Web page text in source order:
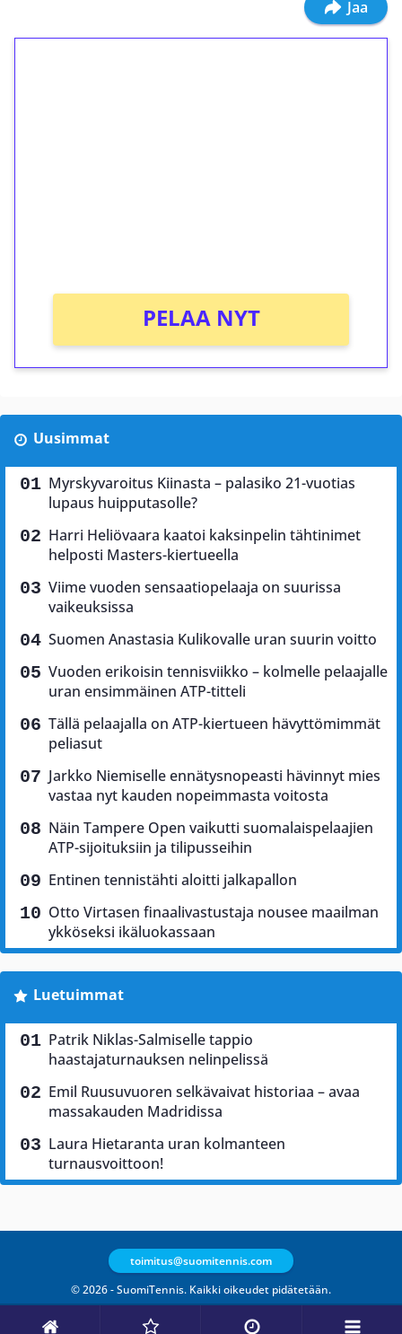
Jaa
PELAA NYT
Uusimmat
Myrskyvaroitus Kiinasta – palasiko 21-vuotias
lupaus huipputasolle?
Harri Heliövaara kaatoi kaksinpelin tähtinimet
helposti Masters-kiertueella
Viime vuoden sensaatiopelaaja on suurissa
vaikeuksissa
Suomen Anastasia Kulikovalle uran suurin voitto
Vuoden erikoisin tennisviikko – kolmelle pelaajalle
uran ensimmäinen ATP-titteli
Tällä pelaajalla on ATP-kiertueen hävyttömimmät
peliasut
Jarkko Niemiselle ennätysnopeasti hävinnyt mies
vastaa nyt kauden nopeimmasta voitosta
Näin Tampere Open vaikutti suomalaispelaajien
ATP-sijoituksiin ja tilipusseihin
Entinen tennistähti aloitti jalkapallon
Otto Virtasen finaalivastustaja nousee maailman
ykköseksi ikäluokassaan
Luetuimmat
Patrik Niklas-Salmiselle tappio
haastajaturnauksen nelinpelissä
Emil Ruusuvuoren selkävaivat historiaa – avaa
massakauden Madridissa
Laura Hietaranta uran kolmanteen
turnausvoittoon!
© 2026 - SuomiTennis. Kaikki oikeudet pidätetään.
toimitus@suomitennis.com